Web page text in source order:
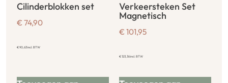
Cilinderblokken set
€ 74,90
€90,63incl. BTW
Verkeersteken Set
Magnetisch
€ 101,95
€123,36incl. BTW